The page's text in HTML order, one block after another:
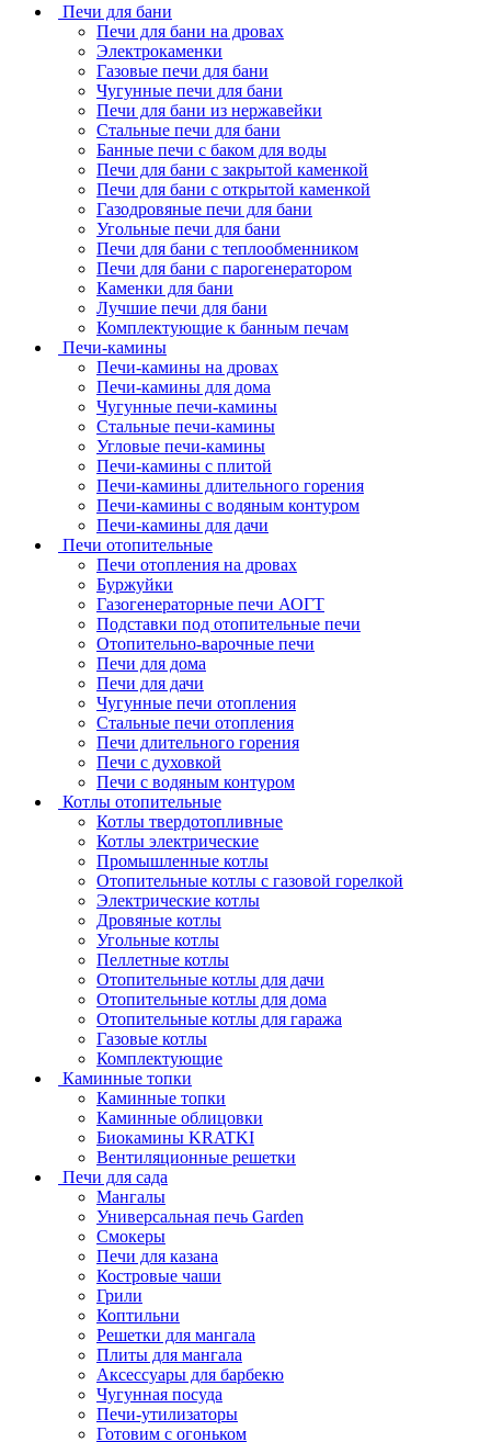
Печи для бани
Печи для бани на дровах
Электрокаменки
Газовые печи для бани
Чугунные печи для бани
Печи для бани из нержавейки
Стальные печи для бани
Банные печи с баком для воды
Печи для бани с закрытой каменкой
Печи для бани с открытой каменкой
Газодровяные печи для бани
Угольные печи для бани
Печи для бани с теплообменником
Печи для бани с парогенератором
Каменки для бани
Лучшие печи для бани
Комплектующие к банным печам
Печи-камины
Печи-камины на дровах
Печи-камины для дома
Чугунные печи-камины
Стальные печи-камины
Угловые печи-камины
Печи-камины с плитой
Печи-камины длительного горения
Печи-камины с водяным контуром
Печи-камины для дачи
Печи отопительные
Печи отопления на дровах
Буржуйки
Газогенераторные печи АОГТ
Подставки под отопительные печи
Отопительно-варочные печи
Печи для дома
Печи для дачи
Чугунные печи отопления
Стальные печи отопления
Печи длительного горения
Печи с духовкой
Печи с водяным контуром
Котлы отопительные
Котлы твердотопливные
Котлы электрические
Промышленные котлы
Отопительные котлы с газовой горелкой
Электрические котлы
Дровяные котлы
Угольные котлы
Пеллетные котлы
Отопительные котлы для дачи
Отопительные котлы для дома
Отопительные котлы для гаража
Газовые котлы
Комплектующие
Каминные топки
Каминные топки
Каминные облицовки
Биокамины KRATKI
Вентиляционные решетки
Печи для сада
Мангалы
Универсальная печь Garden
Смокеры
Печи для казана
Костровые чаши
Грили
Коптильни
Решетки для мангала
Плиты для мангала
Аксессуары для барбекю
Чугунная посуда
Печи-утилизаторы
Готовим с огоньком